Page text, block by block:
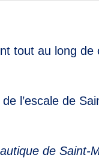
tout au long de
l’escale de
de Saint-